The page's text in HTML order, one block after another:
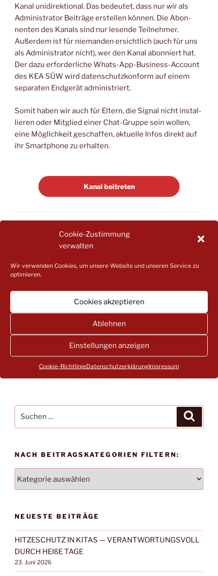
Cookie-Zustimmung
verwalten
Wir verwenden Cookies, um unsere Website und unseren Service zu
optimieren.
Cookies akzeptieren
Ablehnen
Einstellungen anzeigen
Cookie-RichtlinieDatenschutzerklärungImpressum
Kanal uni­di­rek­tio­nal. Das bedeu­tet, dass nur wir als
Admi­nis­tra­tor Bei­trä­ge erstel­len kön­nen. Die Abon­
nen­ten des Kanals sind nur lesen­de Teil­neh­mer.
Außer­dem ist für nie­man­den ersicht­lich (auch für uns
als Admi­nis­tra­tor nicht), wer den Kanal abon­niert hat.
Der dazu erfor­der­li­che Whats-App-Busi­ness-Account
des KEA SÜW wird daten­schutz­kon­form auf einem
sepa­ra­ten End­ge­rät administriert.
Somit haben wir auch für Eltern, die Signal nicht instal­
lie­ren oder Mit­glied einer Chat-Grup­pe sein wol­len,
eine Mög­lich­keit geschaf­fen, aktu­el­le Infos direkt auf
ihr Smart­phone zu erhalten.
Kanal bei­tre­ten
KATEGORIEN
ALLGEMEIN ,ELTERNMITWIRKUNG
Beitragsnavigation
BEDARFSMELDUNGEN — HINWEISE FÜR
ELTERN
Nächster
STELLUNGNAHME DES LEA ZUM KITA-
GESETZESENTWURF DER CDU
nach:
NACH BEITRAGSKATEGORIEN FILTERN:
BEITRAGSKATEGORIEN
NEUESTE BEITRÄGE
HITZESCHUTZ IN KITAS — VERANTWORTUNGSVOLL
DURCH HEIßE TAGE
23. Juni 2026